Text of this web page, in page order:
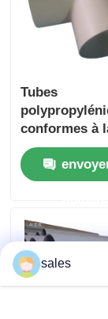
Tubes
conformes à
ASTM F2389
systèmes de
industriels et
chimique
sales